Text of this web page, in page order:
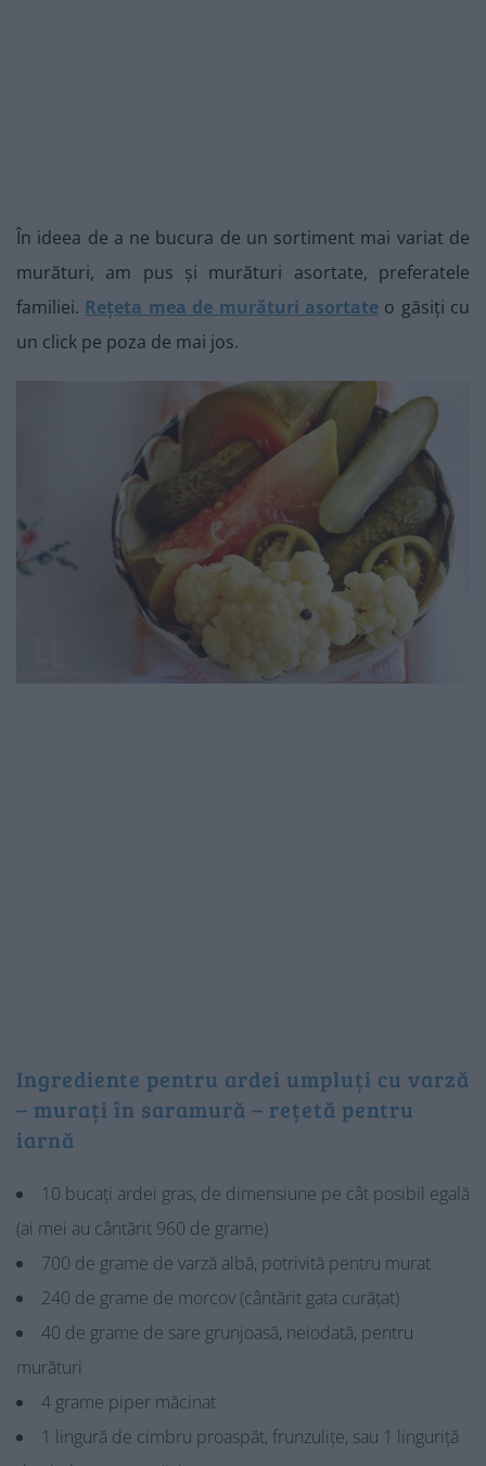
În ideea de a ne bucura de un sortiment mai variat de
murături, am pus și murături asortate, preferatele
familiei. Rețeta mea de murături asortateo găsiți cu
un click pe poza de mai jos.
Ingrediente pentru ardei umpluți cu varză
– murați în saramură – rețetă pentru
iarnă
10 bucați ardei gras, de dimensiune pe cât posibil egală
(ai mei au cântărit 960 de grame)
700 de grame de varză albă, potrivită pentru murat
240 de grame de morcov (cântărit gata curățat)
40 de grame de sare grunjoasă, neiodată, pentru
murături
4 grame piper măcinat
1 lingură de cimbru proaspăt, frunzulițe, sau 1 linguriță